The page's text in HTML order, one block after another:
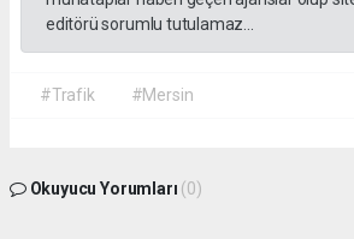
editörü sorumlu tutulamaz...
#Trafik #Mersin
Okuyucu Yorumları (0)